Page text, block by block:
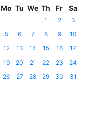
Mo Tu We Th Fr Sa
1 2
3
5 6 7 8 9
10
12 13 14 15 16
17
19 20 21 22 23
24
26 27 28 29 30 31